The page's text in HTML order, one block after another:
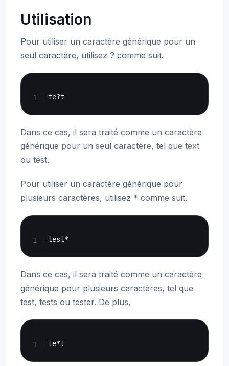
Utilisation
Pour utiliser un caractère générique pour un
seul caractère, utilisez ? comme suit.
Dans ce cas, il sera traité comme un caractère
générique pour un seul caractère, tel que text
ou test.
Pour utiliser un caractère générique pour
plusieurs caractères, utilisez * comme suit.
Dans ce cas, il sera traité comme un caractère
générique pour plusieurs caractères, tel que
test, tests ou tester. De plus,